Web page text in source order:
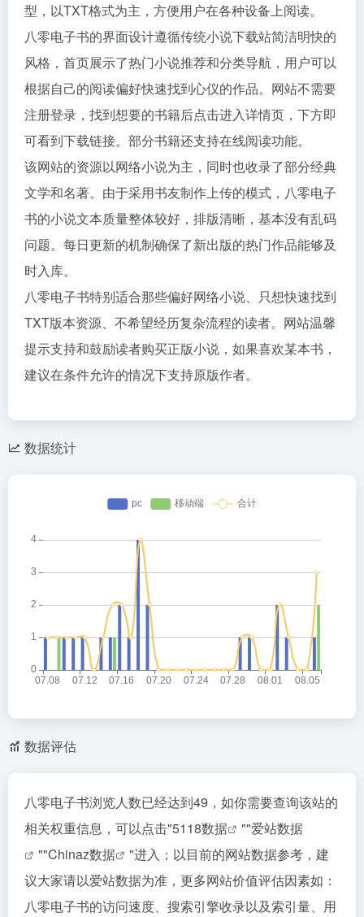
型，以TXT格式为主，方便用户在各种设备上阅读。
八零电子书的界面设计遵循传统小说下载站简洁明快的
风格，首页展示了热门小说推荐和分类导航，用户可以
根据自己的阅读偏好快速找到心仪的作品。网站不需要
注册登录，找到想要的书籍后点击进入详情页，下方即
可看到下载链接。部分书籍还支持在线阅读功能。
该网站的资源以网络小说为主，同时也收录了部分经典
文学和名著。由于采用书友制作上传的模式，八零电子
书的小说文本质量整体较好，排版清晰，基本没有乱码
问题。每日更新的机制确保了新出版的热门作品能够及
时入库。
八零电子书特别适合那些偏好网络小说、只想快速找到
TXT版本资源、不希望经历复杂流程的读者。网站温馨
提示支持和鼓励读者购买正版小说，如果喜欢某本书，
建议在条件允许的情况下支持原版作者。
数据统计
数据评估
八零电子书浏览人数已经达到49，如你需要查询该站的
相关权重信息，可以点击"5118数据 ""爱站数据
""Chinaz数据
"进入；以目前的网站数据参考，建
议大家请以爱站数据为准，更多网站价值评估因素如：
八零电子书的访问速度、搜索引擎收录以及索引量、用